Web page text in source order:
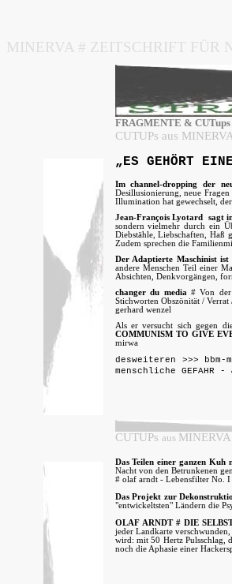
MINERVA # ZEITSCHRIFT FÜR
FRAGMENTE &
CUTUPs aus
„ES GEHÖRT
Im channel-dropping der
Desillusionierung, neue
Illumination hat gewechselt,
Jean-François Lyotard
sagt
sondern vielmehr durch ein
Diebstähle, Liebschaften, Haß
Zudem sprechen die
Der Adaptierte Maschinist ist
andere Menschen Teil einer
Absichten, Denkvorgängen,
changer du media# Von der
Stichworten Obszönität /
gerhard wenzel
Als er versucht sich gegen
COMMUNISM TO GIVE
mirwa
desweiteren >>>
menschliche
CUTUPs aus
Das Teilen einer ganzen Kuh
Nacht von den Betrunkenen
# olaf arndt - Lebensfilter No. I
Das Projekt zur
"entwickeltsten" Ländern die
OLAF ARNDT # DIE
jeder Landkarte
wird: mit 50 Hertz Pulsschlag,
noch die Aphasie einer